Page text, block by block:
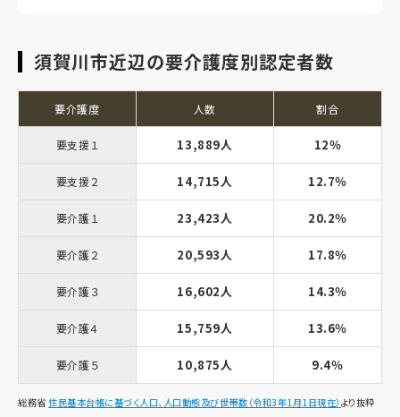
須賀川市近辺の要介護度別認定者数
要介護度 人数 割合
要支援１ 13,889人 12％
要支援２ 14,715人 12.7％
要介護１ 23,423人 20.2％
要介護２ 20,593人 17.8％
要介護３ 16,602人 14.3％
要介護４ 15,759人 13.6％
要介護５ 10,875人 9.4％
総務省住民基本台帳に基づく人口、人口動態及び世帯数（令和3年1月1日現在） より抜粋